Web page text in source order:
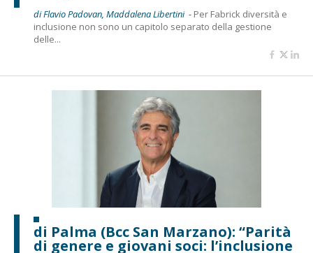
di Flavio Padovan, Maddalena Libertini - Per Fabrick diversità e
inclusione non sono un capitolo separato della gestione
delle...
di Palma (Bcc San Marzano): “Parità
di genere e giovani soci: l’inclusione